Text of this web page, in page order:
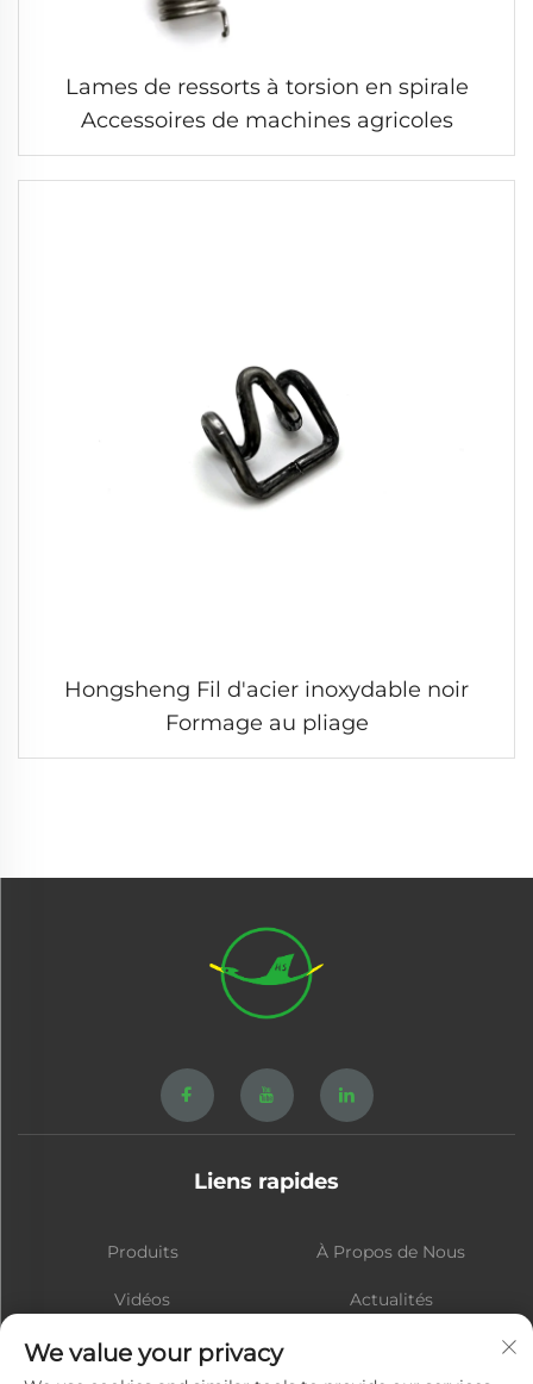
Lames de ressorts à torsion en spirale
Accessoires de machines agricoles
Hongsheng Fil d'acier inoxydable noir
Formage au pliage
Liens rapides
Produits À Propos de Nous
Vidéos Actualités
Contact
We value your privacy